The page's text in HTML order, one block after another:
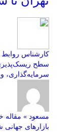
کارشناس روابط
سطح
سرمایه‌گذاری،
مسعود » مقاله
بازارهای